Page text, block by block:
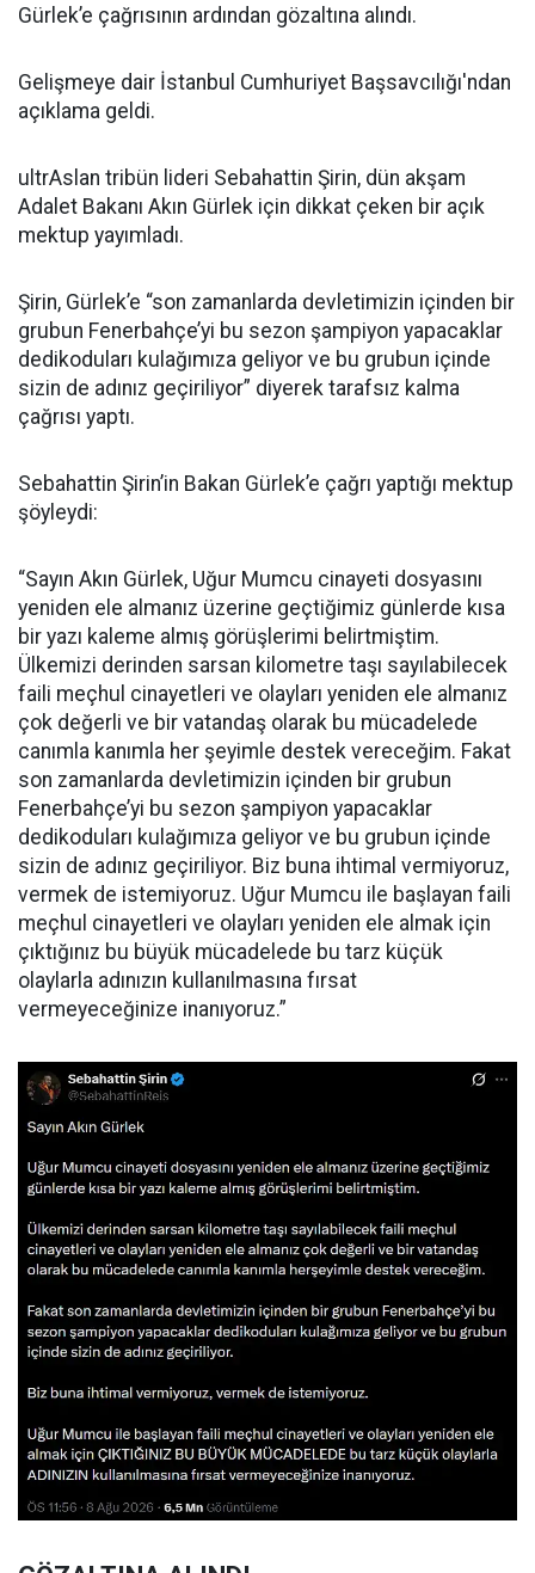
Gürlek’e çağrısının ardından gözaltına alındı.
Gelişmeye dair İstanbul Cumhuriyet Başsavcılığı'ndan
açıklama geldi.
ultrAslan tribün lideri Sebahattin Şirin, dün akşam
Adalet Bakanı Akın Gürlek için dikkat çeken bir açık
mektup yayımladı.
Şirin, Gürlek’e “son zamanlarda devletimizin içinden bir
grubun Fenerbahçe’yi bu sezon şampiyon yapacaklar
dedikoduları kulağımıza geliyor ve bu grubun içinde
sizin de adınız geçiriliyor” diyerek tarafsız kalma
çağrısı yaptı.
Sebahattin Şirin’in Bakan Gürlek’e çağrı yaptığı mektup
şöyleydi:
“Sayın Akın Gürlek, Uğur Mumcu cinayeti dosyasını
yeniden ele almanız üzerine geçtiğimiz günlerde kısa
bir yazı kaleme almış görüşlerimi belirtmiştim.
Ülkemizi derinden sarsan kilometre taşı sayılabilecek
faili meçhul cinayetleri ve olayları yeniden ele almanız
çok değerli ve bir vatandaş olarak bu mücadelede
canımla kanımla her şeyimle destek vereceğim. Fakat
son zamanlarda devletimizin içinden bir grubun
Fenerbahçe’yi bu sezon şampiyon yapacaklar
dedikoduları kulağımıza geliyor ve bu grubun içinde
sizin de adınız geçiriliyor. Biz buna ihtimal vermiyoruz,
vermek de istemiyoruz. Uğur Mumcu ile başlayan faili
meçhul cinayetleri ve olayları yeniden ele almak için
çıktığınız bu büyük mücadelede bu tarz küçük
olaylarla adınızın kullanılmasına fırsat
vermeyeceğinize inanıyoruz.”